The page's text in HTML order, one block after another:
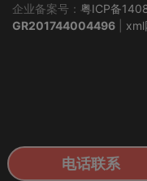
企业备案号： 粤ICP备
GR201744004496
xml
电话联系